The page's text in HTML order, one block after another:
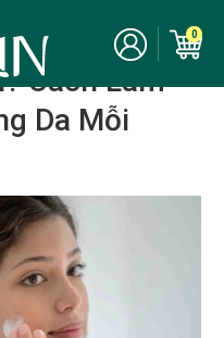
0
Lotion
Cách Làm
Da Mỗi